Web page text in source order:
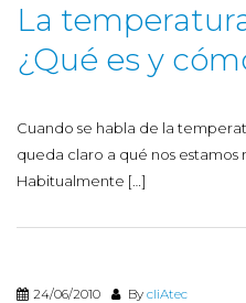
La
¿Qué es y
Cuando se habla de la
queda claro a qué nos estamos
Habitualmente […]
24/06/2010 BycliAtec